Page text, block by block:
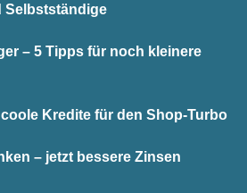
Selbstständige
– 5 Tipps für noch kleinere
Kredite für den Shop-Turbo
– jetzt bessere Zinsen